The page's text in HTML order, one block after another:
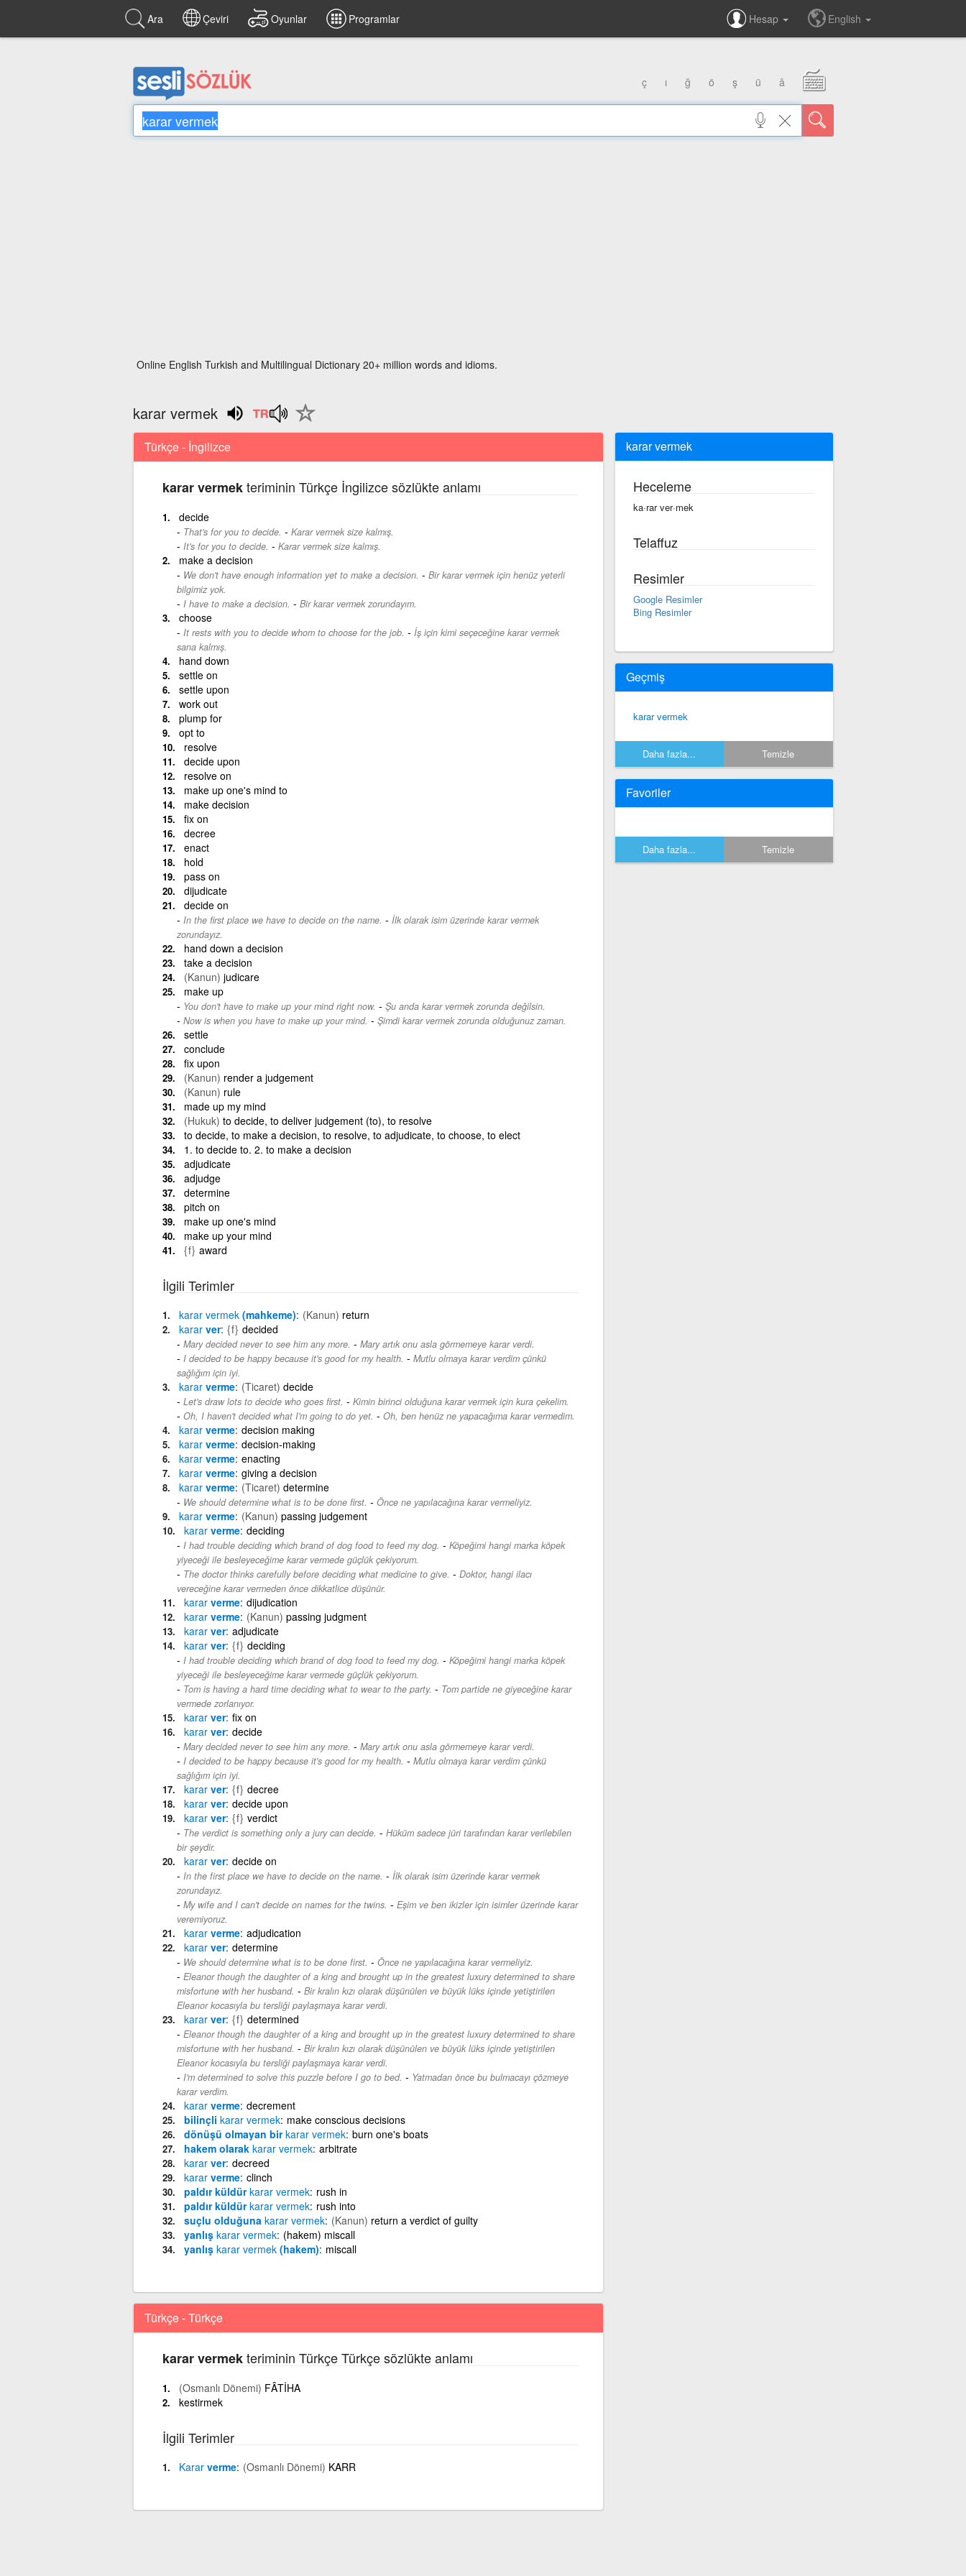
Ara Çeviri Oyunlar Programlar Hesap English
ç ı ğ ö ş ü â
Online English Turkish and Multilingual Dictionary 20+ million words and idioms.
karar vermek
Türkçe - İngilizce
karar vermekteriminin Türkçe İngilizce sözlükte anlamı
decide
That's for you to decide. - Karar vermek size kalmış.
It's for you to decide. - Karar vermek size kalmış.
make a decision
We don't have enough information yet to make a decision. - Bir karar vermek için henüz yeterli
bilgimiz yok.
I have to make a decision. - Bir karar vermek zorundayım.
choose
It rests with you to decide whom to choose for the job. - İş için kimi seçeceğine karar vermek
sana kalmış.
hand down
settle on
settle upon
work out
plump for
opt to
resolve
decide upon
resolve on
make up one's mind to
make decision
fix on
decree
enact
hold
pass on
dijudicate
decide on
In the first place we have to decide on the name. - İlk olarak isim üzerinde karar vermek
zorundayız.
hand down a decision
take a decision
(Kanun) judicare
make up
You don't have to make up your mind right now. - Şu anda karar vermek zorunda değilsin.
Now is when you have to make up your mind. - Şimdi karar vermek zorunda olduğunuz zaman.
settle
conclude
fix upon
(Kanun) render a judgement
(Kanun) rule
made up my mind
(Hukuk) to decide, to deliver judgement (to), to resolve
to decide, to make a decision, to resolve, to adjudicate, to choose, to elect
1. to decide to. 2. to make a decision
adjudicate
adjudge
determine
pitch on
make up one's mind
make up your mind
{f} award
İlgili Terimler
karar vermek(mahkeme) (Kanun) return
kararver {f} decided
Mary decided never to see him any more. - Mary artık onu asla görmemeye karar verdi.
I decided to be happy because it's good for my health. - Mutlu olmaya karar verdim çünkü
sağlığım için iyi.
kararverme (Ticaret) decide
Let's draw lots to decide who goes first. - Kimin birinci olduğuna karar vermek için kura çekelim.
Oh, I haven't decided what I'm going to do yet. - Oh, ben henüz ne yapacağıma karar vermedim.
kararverme decision making
kararverme decision-making
kararverme enacting
kararverme giving a decision
kararverme (Ticaret) determine
We should determine what is to be done first. - Önce ne yapılacağına karar vermeliyiz.
kararverme (Kanun) passing judgement
kararverme deciding
I had trouble deciding which brand of dog food to feed my dog. - Köpeğimi hangi marka köpek
yiyeceği ile besleyeceğime karar vermede güçlük çekiyorum.
The doctor thinks carefully before deciding what medicine to give. - Doktor, hangi ilacı
vereceğine karar vermeden önce dikkatlice düşünür.
kararverme dijudication
kararverme (Kanun) passing judgment
kararver adjudicate
kararver {f} deciding
I had trouble deciding which brand of dog food to feed my dog. - Köpeğimi hangi marka köpek
yiyeceği ile besleyeceğime karar vermede güçlük çekiyorum.
Tom is having a hard time deciding what to wear to the party. - Tom partide ne giyeceğine karar
vermede zorlanıyor.
kararver fix on
kararver decide
Mary decided never to see him any more. - Mary artık onu asla görmemeye karar verdi.
I decided to be happy because it's good for my health. - Mutlu olmaya karar verdim çünkü
sağlığım için iyi.
kararver {f} decree
kararver decide upon
kararver {f} verdict
The verdict is something only a jury can decide. - Hüküm sadece jüri tarafından karar verilebilen
bir şeydir.
kararver decide on
In the first place we have to decide on the name. - İlk olarak isim üzerinde karar vermek
zorundayız.
My wife and I can't decide on names for the twins. - Eşim ve ben ikizler için isimler üzerinde karar
veremiyoruz.
kararverme adjudication
kararver determine
We should determine what is to be done first. - Önce ne yapılacağına karar vermeliyiz.
Eleanor though the daughter of a king and brought up in the greatest luxury determined to share
misfortune with her husband. - Bir kralın kızı olarak düşünülen ve büyük lüks içinde yetiştirilen
Eleanor kocasıyla bu tersliği paylaşmaya karar verdi.
kararver {f} determined
Eleanor though the daughter of a king and brought up in the greatest luxury determined to share
misfortune with her husband. - Bir kralın kızı olarak düşünülen ve büyük lüks içinde yetiştirilen
Eleanor kocasıyla bu tersliği paylaşmaya karar verdi.
I'm determined to solve this puzzle before I go to bed. - Yatmadan önce bu bulmacayı çözmeye
karar verdim.
kararverme decrement
bilinçli karar vermek make conscious decisions
dönüşü olmayan birkarar vermek burn one's boats
hakem olarak karar vermek arbitrate
kararver decreed
kararverme clinch
paldır küldürkarar vermek rush in
paldır küldürkarar vermek rush into
suçlu olduğuna karar vermek (Kanun) return a verdict of guilty
yanlış karar vermek (hakem) miscall
yanlış karar vermek(hakem) miscall
Türkçe - Türkçe
karar vermekteriminin Türkçe Türkçe sözlükte anlamı
(Osmanlı Dönemi) FÂTİHA
kestirmek
İlgili Terimler
Kararverme (Osmanlı Dönemi) KARR
karar vermek
Heceleme
ka·rar ver·mek
Telaffuz
Resimler
Google Resimler
Bing Resimler
Geçmiş
karar vermek
Daha fazla... Temizle
Favoriler
Daha fazla... Temizle